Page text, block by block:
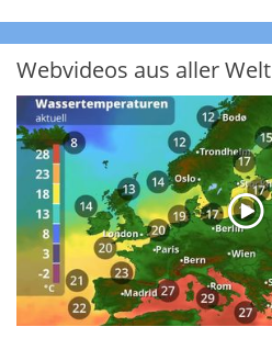
Webvideos aus aller Welt